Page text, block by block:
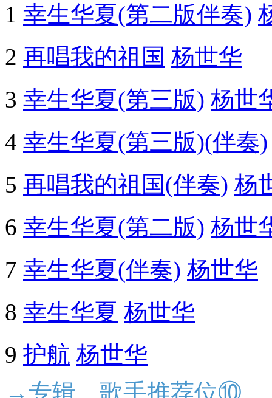
1 幸生华夏(第二版伴奏)
2 再唱我的祖国 杨世华
3 幸生华夏(第三版) 杨世
4 幸生华夏(第三版)(伴奏)
5 再唱我的祖国(伴奏) 杨
6 幸生华夏(第二版) 杨世
7 幸生华夏(伴奏) 杨世华
8 幸生华夏 杨世华
9 护航 杨世华
→专辑、歌手推荐位⑩